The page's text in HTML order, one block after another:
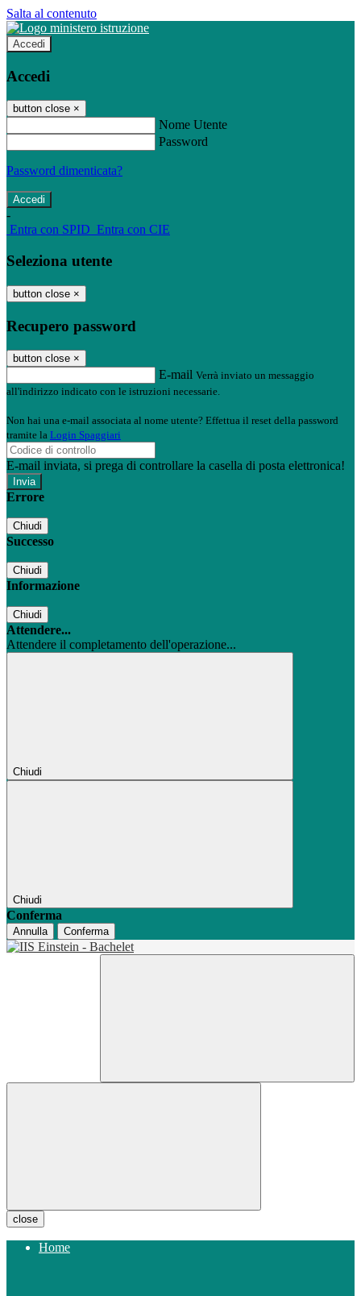
Salta al contenuto
Accedi
Accedi
button close ×
Nome Utente
Password
Password dimenticata?
-
Entra con SPID Entra con CIE
Seleziona utente
button close ×
Recupero password
button close ×
E-mail Verrà inviato un messaggio
all'indirizzo indicato con le istruzioni necessarie.
Non hai una e-mail associata al nome utente? Effettua il reset della password
tramite la Login Spaggiari
E-mail inviata, si prega di controllare la casella di posta elettronica!
Errore
Chiudi
Successo
Chiudi
Informazione
Chiudi
Attendere...
Attendere il completamento dell'operazione...
Chiudi
Chiudi
Conferma
Annulla Conferma
close
Home